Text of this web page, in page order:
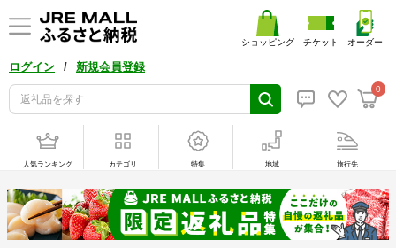
ログイン / 新規会員登録
0
ショッピング チケット オーダー
人気ランキング カテゴリ 特集 地域 旅行先